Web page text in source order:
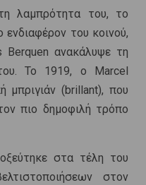
λαμπρότητα του, το
ενδιαφέρον του κοινού,
ανακάλυψε τη
Το 1919, ο Marcel
μπριγιάν (brillant), που
πιο δημοφιλή τρόπο
στα τέλη του
στον